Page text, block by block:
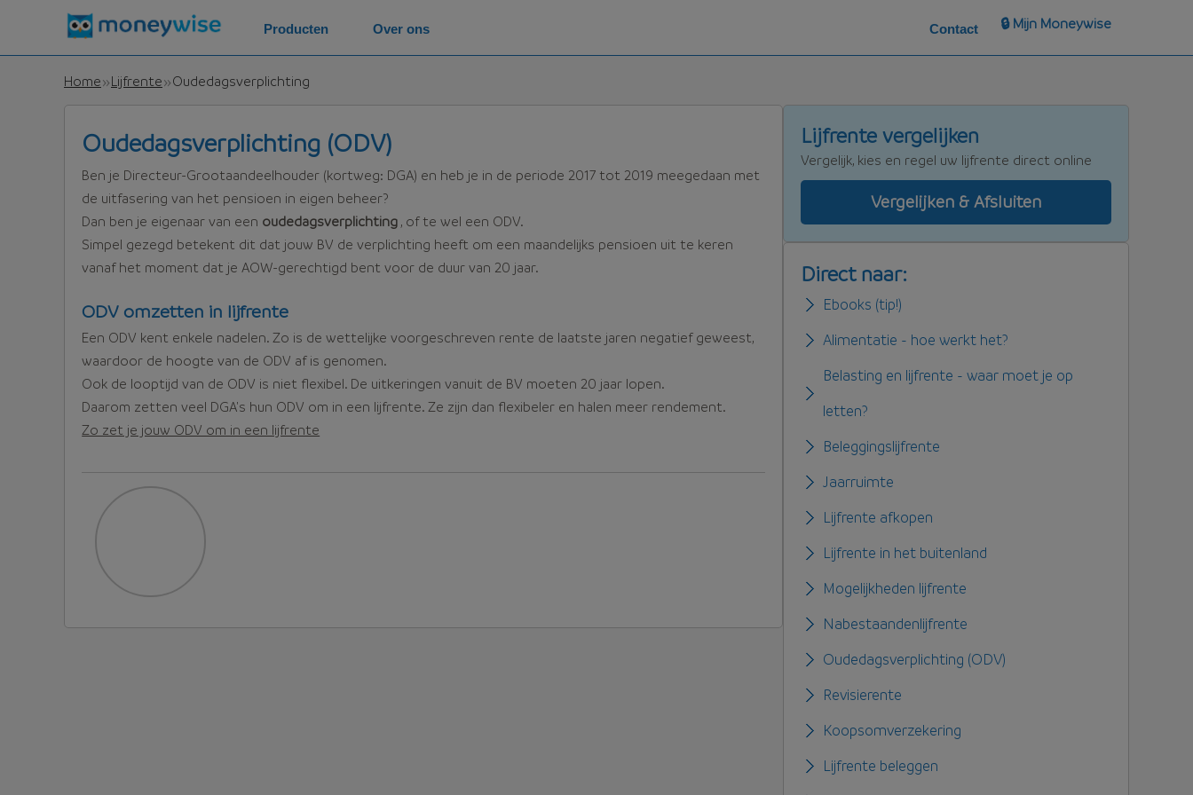
Home Lijfrente Oudedagsverplichting
Oudedagsverplichting (ODV)
Ben je Directeur-Grootaandeelhouder (kortweg: DGA) en heb je in de periode 2017 tot 2019 meegedaan met
de uitfasering van het pensioen in eigen beheer?
Dan ben je eigenaar van een oudedagsverplichting , of te wel een ODV.
Simpel gezegd betekent dit dat jouw BV de verplichting heeft om een maandelijks pensioen uit te keren
vanaf het moment dat je AOW-gerechtigd bent voor de duur van 20 jaar.
ODV omzetten in lijfrente
Een ODV kent enkele nadelen. Zo is de wettelijke voorgeschreven rente de laatste jaren negatief geweest,
waardoor de hoogte van de ODV af is genomen.
Ook de looptijd van de ODV is niet flexibel. De uitkeringen vanuit de BV moeten 20 jaar lopen.
Daarom zetten veel DGA's hun ODV om in een lijfrente. Ze zijn dan flexibeler en halen meer rendement.
Zo zet je jouw ODV om in een lijfrente
Lijfrente vergelijken
Vergelijk, kies en regel uw lijfrente direct online
Vergelijken & Afsluiten
Direct naar:
Ebooks (tip!)
Alimentatie - hoe werkt het?
Belasting en lijfrente - waar moet je op
letten?
Beleggingslijfrente
Jaarruimte
Lijfrente afkopen
Lijfrente in het buitenland
Mogelijkheden lijfrente
Nabestaandenlijfrente
Oudedagsverplichting (ODV)
Revisierente
Koopsomverzekering
Lijfrente beleggen
Producten Over ons Contact 🔒 Mijn Moneywise